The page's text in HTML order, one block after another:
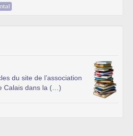
du site de l’association
Calais dans la (…)